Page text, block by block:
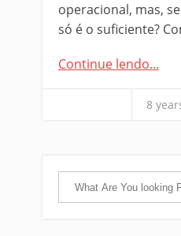
operacional, mas,
só é o suficiente?
Continue lendo...
8